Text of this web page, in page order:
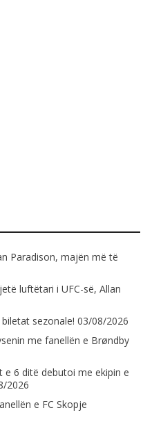
Paradison, majën më të
luftëtari i UFC-së, Allan
sezonale! 03/08/2026
me fanellën e Brøndby
6 ditë debutoi me ekipin e
2026
e FC Skopje